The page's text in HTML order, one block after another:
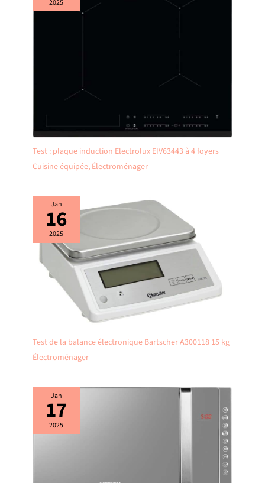
pour gérer votre temps de cuisson ou comme simple compte à rebours
elle vous assiste dans toutes vos tâches culinaires 𝗚𝗔𝗥𝗔𝗡𝗧𝗜𝗘 𝟮
2025
Test : plaque induction Electrolux EIV63443 à 4 foyers
Cuisine équipée, Électroménager
Jan
16
2025
Test de la balance électronique Bartscher A300118 15 kg
Électroménager
Jan
17
2025